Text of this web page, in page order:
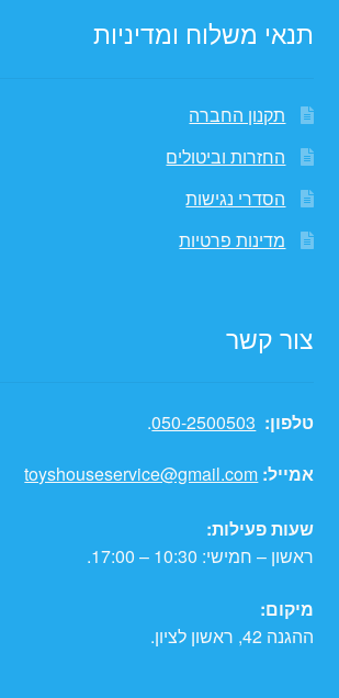
תנאי משלוח ומדיניות
תקנון החברה
החזרות וביטולים
הסדרי נגישות
מדינות פרטיות
צור קשר
טלפון: 050-2500503
.
אמייל: toyshouseservice@gmail.com
שעות פעילות:
ראשון – חמישי: 10:30 – 17:00.
מיקום:
ההגנה 42, ראשון לציון.